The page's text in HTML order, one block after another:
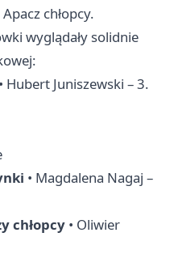
chłopcy.
wyglądały solidnie
• Hubert Juniszewski – 3.
• Magdalena Nagaj –
chłopcy • Oliwier